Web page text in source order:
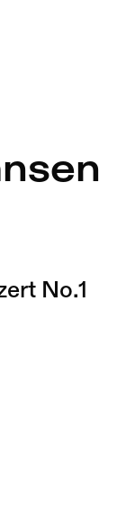
No.1